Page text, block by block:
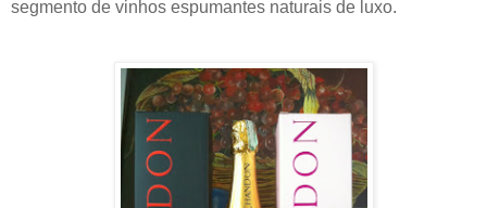
segmento de vinhos espumantes naturais de luxo.